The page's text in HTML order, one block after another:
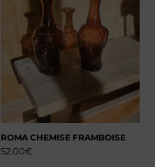
ROMA CHEMISE FRAMBOISE
52.00€